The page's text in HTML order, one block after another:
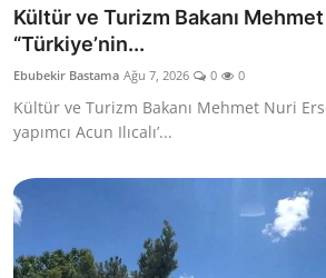
Kültür ve Turizm Bakanı
“Türkiye’nin...
Ebubekir Bastama Ağu 7, 2026 0 0
Kültür ve Turizm Bakanı Mehmet Nuri
yapımcı Acun Ilıcalı’...